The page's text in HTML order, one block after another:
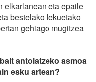
elkarlanean eta epaile
bestelako lekuetako
gehiago mugitzea
antolatzeko asmoa
esku artean?